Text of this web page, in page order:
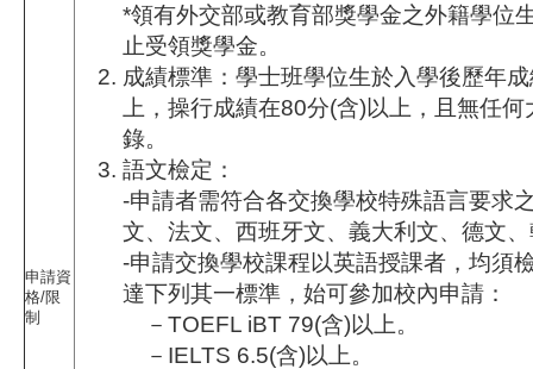
申請資
格/限
制
*領有外交部或教育部獎學金之外籍學位
止受領獎學金。
成績標準：學士班學位生於入學後歷年
上，操行成績在80分(含)以上，且無任
錄。
語文檢定：
-申請者需符合各交換學校特殊語言要求
文、法文、西班牙文、義大利文、德文
-申請交換學校課程以英語授課者，均須
達下列其一標準，始可參加校內申請：
－TOEFL iBT 79(含)以上。
－IELTS 6.5(含)以上。